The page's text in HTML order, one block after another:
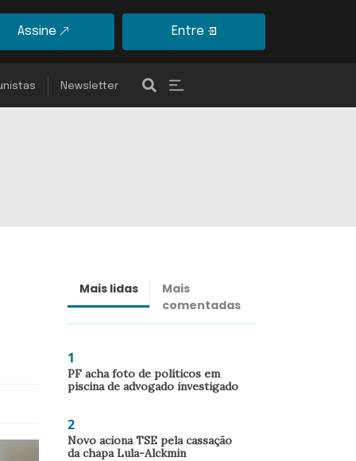
Assine Entre
Newsletter
Mais lidas
Mais
comentadas
1
PF acha foto de políticos em
piscina de advogado investigado
2
Novo aciona TSE pela cassação
da chapa Lula-Alckmin